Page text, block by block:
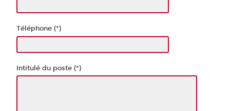
Téléphone (*)
Intitulé du poste (*)